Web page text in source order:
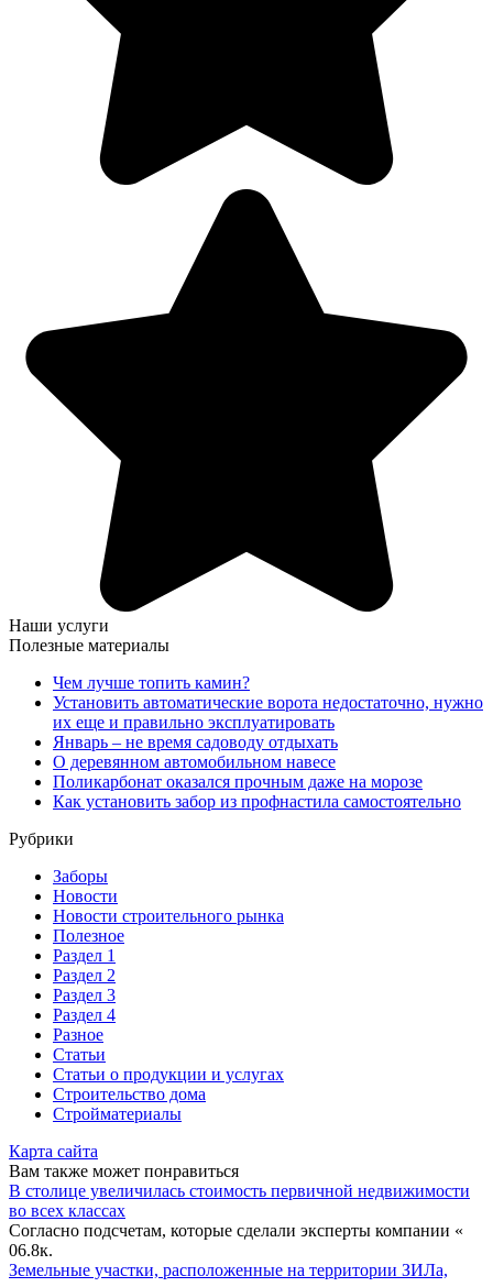
Наши услуги
Полезные материалы
Чем лучше топить камин?
Установить автоматические ворота недостаточно, нужно
их еще и правильно эксплуатировать
Январь – не время садоводу отдыхать
О деревянном автомобильном навесе
Поликарбонат оказался прочным даже на морозе
Как установить забор из профнастила самостоятельно
Рубрики
Заборы
Новости
Новости строительного рынка
Полезное
Раздел 1
Раздел 2
Раздел 3
Раздел 4
Разное
Статьи
Статьи o продукции и услугах
Строительство дома
Стройматериалы
Карта сайта
Вам также может понравиться
В столице увеличилась стоимость первичной недвижимости
во всех классах
Согласно подсчетам, которые сделали эксперты компании «
06.8к.
Земельные участки, расположенные на территории ЗИЛа,